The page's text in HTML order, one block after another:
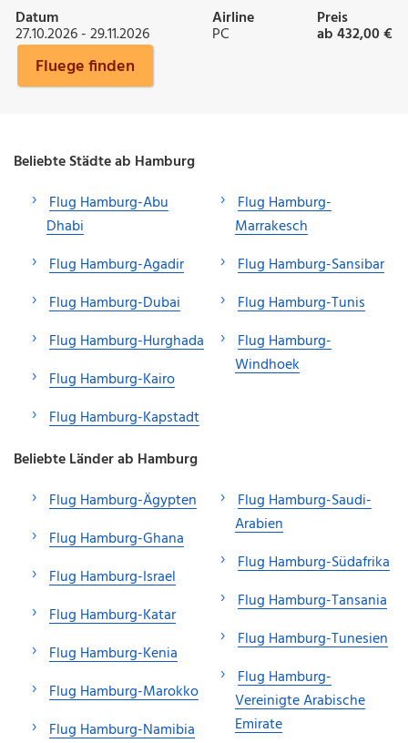
Datum
27.10.2026 - 29.11.2026
Airline
PC
Preis
ab 432,00 €
Fluege finden
Beliebte Städte ab Hamburg
Flug Hamburg-Abu
Dhabi
Flug Hamburg-Agadir
Flug Hamburg-Dubai
Flug Hamburg-Hurghada
Flug Hamburg-Kairo
Flug Hamburg-Kapstadt
Flug Hamburg-
Marrakesch
Flug Hamburg-Sansibar
Flug Hamburg-Tunis
Flug Hamburg-
Windhoek
Beliebte Länder ab Hamburg
Flug Hamburg-Ägypten
Flug Hamburg-Ghana
Flug Hamburg-Israel
Flug Hamburg-Katar
Flug Hamburg-Kenia
Flug Hamburg-Marokko
Flug Hamburg-Namibia
Flug Hamburg-Saudi-
Arabien
Flug Hamburg-Südafrika
Flug Hamburg-Tansania
Flug Hamburg-Tunesien
Flug Hamburg-
Vereinigte Arabische
Emirate